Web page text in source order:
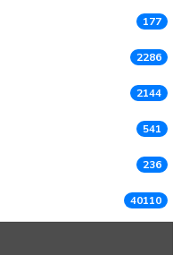
177
2286
2144
541
236
40110